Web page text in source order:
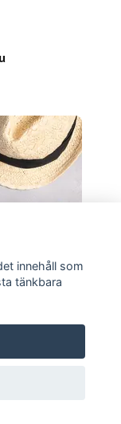
innehåll som
tänkbara